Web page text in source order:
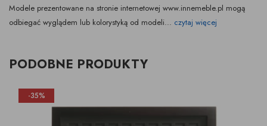
Modele prezentowane na stronie internetowej www.innemeble.pl mogą
odbiegać wyglądem lub kolorystyką od modeli... czytaj więcej
PODOBNE PRODUKTY
-35%